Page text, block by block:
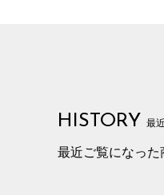
HISTORY 最
最近ご覧になった